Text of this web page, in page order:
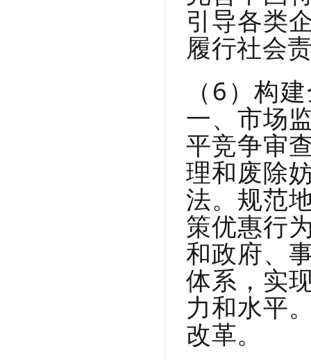
引导各类
履行社会
（6）构
一、市场
平竞争审
理和废除
法。规范
策优惠行
和政府、
体系，实
力和水平
改革。